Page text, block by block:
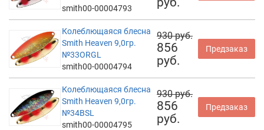
smith00-00004793
Колеблющаяся блесна
Smith Heaven 9,0гр.
№33ORGL
smith00-00004794
930 руб.
856
руб.
Предзаказ
Колеблющаяся блесна
Smith Heaven 9,0гр.
№34BSL
smith00-00004795
930 руб.
856
руб.
Предзаказ